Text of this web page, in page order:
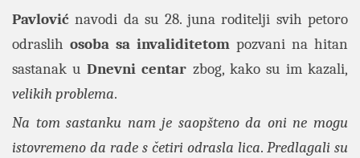
Pavlović navodi da su 28. juna roditelji svih petoro
odraslih osoba sa invaliditetom pozvani na hitan
sastanak u Dnevni centar zbog, kako su im kazali,
velikih problema.
Na tom sastanku nam je saopšteno da oni ne mogu
istovremeno da rade s četiri odrasla lica. Predlagali su